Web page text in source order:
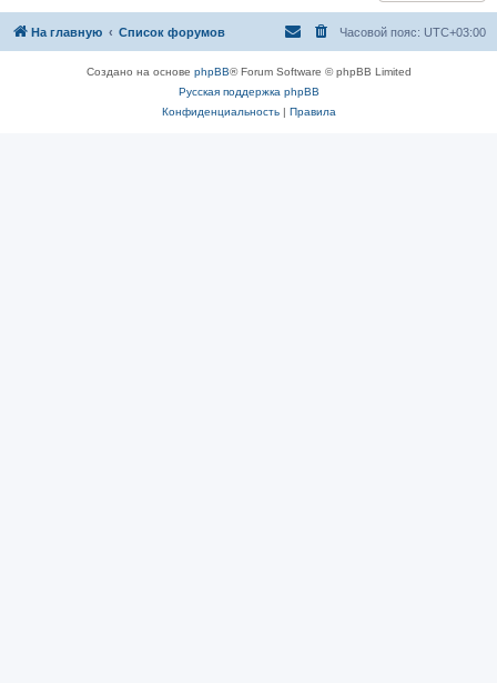
На главную Список форумов Часовой пояс: UTC+03:00
Создано на основе phpBB® Forum Software © phpBB Limited
Русская поддержка phpBB
Конфиденциальность| Правила